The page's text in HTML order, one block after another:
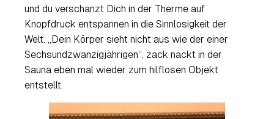
und du verschanzt Dich in der Therme auf
Knopfdruck entspannen in die Sinnlosigkeit der
Welt. „Dein Körper sieht nicht aus wie der einer
Sechsundzwanzigjährigen“, zack nackt in der
Sauna eben mal wieder zum hilflosen Objekt
entstellt.